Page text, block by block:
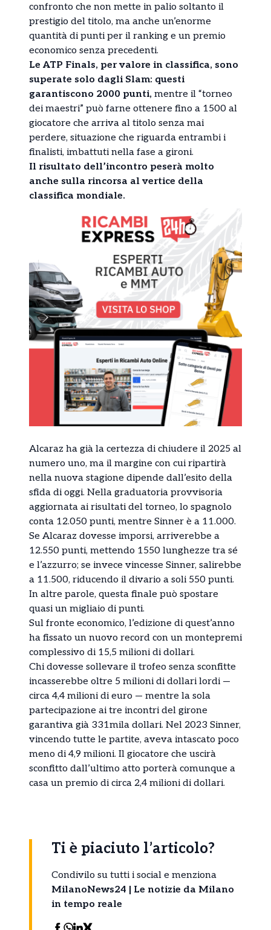
confronto che non mette in palio soltanto il
prestigio del titolo, ma anche un’enorme
quantità di punti per il ranking e un premio
economico senza precedenti.
Le ATP Finals, per valore in classifica, sono
superate solo dagli Slam: questi
garantiscono 2000 punti, mentre il “torneo
dei maestri” può farne ottenere fino a 1500 al
giocatore che arriva al titolo senza mai
perdere, situazione che riguarda entrambi i
finalisti, imbattuti nella fase a gironi.
Il risultato dell’incontro peserà molto
anche sulla rincorsa al vertice della
classifica mondiale.
Alcaraz ha già la certezza di chiudere il 2025 al
numero uno, ma il margine con cui ripartirà
nella nuova stagione dipende dall’esito della
sfida di oggi. Nella graduatoria provvisoria
aggiornata ai risultati del torneo, lo spagnolo
conta 12.050 punti, mentre Sinner è a 11.000.
Se Alcaraz dovesse imporsi, arriverebbe a
12.550 punti, mettendo 1550 lunghezze tra sé
e l’azzurro; se invece vincesse Sinner, salirebbe
a 11.500, riducendo il divario a soli 550 punti.
In altre parole, questa finale può spostare
quasi un migliaio di punti.
Sul fronte economico, l’edizione di quest’anno
ha fissato un nuovo record con un montepremi
complessivo di 15,5 milioni di dollari.
Chi dovesse sollevare il trofeo senza sconfitte
incasserebbe oltre 5 milioni di dollari lordi —
circa 4,4 milioni di euro — mentre la sola
partecipazione ai tre incontri del girone
garantiva già 331mila dollari. Nel 2023 Sinner,
vincendo tutte le partite, aveva intascato poco
meno di 4,9 milioni. Il giocatore che uscirà
sconfitto dall’ultimo atto porterà comunque a
casa un premio di circa 2,4 milioni di dollari.
Ti è piaciuto l’articolo?
Condivilo su tutti i social e menziona
MilanoNews24 | Le notizie da Milano
in tempo reale